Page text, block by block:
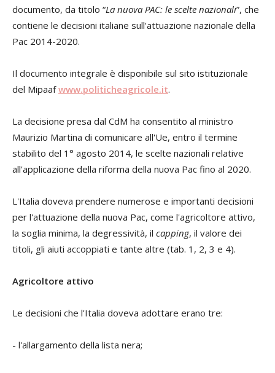
documento, da titolo “La nuova PAC: le scelte nazionali”, che
contiene le decisioni italiane sull'attuazione nazionale della
Pac 2014-2020.
Il documento integrale è disponibile sul sito istituzionale
del Mipaafwww.politicheagricole.it.
La decisione presa dal CdM ha consentito al ministro
Maurizio Martina di comunicare all'Ue, entro il termine
stabilito del 1° agosto 2014, le scelte nazionali relative
all'applicazione della riforma della nuova Pac fino al 2020.
L'Italia doveva prendere numerose e importanti decisioni
per l'attuazione della nuova Pac, come l'agricoltore attivo,
la soglia minima, la degressività, il capping, il valore dei
titoli, gli aiuti accoppiati e tante altre (tab. 1, 2, 3 e 4).
Agricoltore attivo
Le decisioni che l'Italia doveva adottare erano tre:
- l'allargamento della lista nera;